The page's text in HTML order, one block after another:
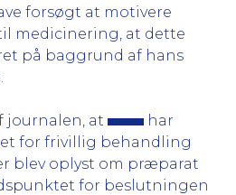
forsøgt at motivere
medicinering, at dette
på baggrund af hans
journalen, at
har
for frivillig behandling
blev oplyst om præparat
for beslutningen